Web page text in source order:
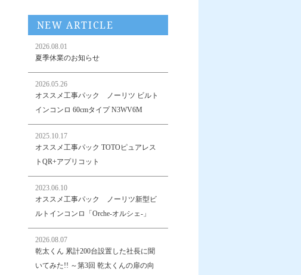
NEW ARTICLE
2026.08.01
夏季休業のお知らせ
2026.05.26
オススメ工事パック ノーリツ ビルト
インコンロ 60cmタイプ N3WV6M
2025.10.17
オススメ工事パック TOTOピュアレス
トQR+アプリコット
2023.06.10
オススメ工事パック ノーリツ新型ビ
ルトインコンロ「Orche-オルシェ-」
2026.08.07
乾太くん 累計200台設置した社長に聞
いてみた!! ～第3回 乾太くんの扉の向